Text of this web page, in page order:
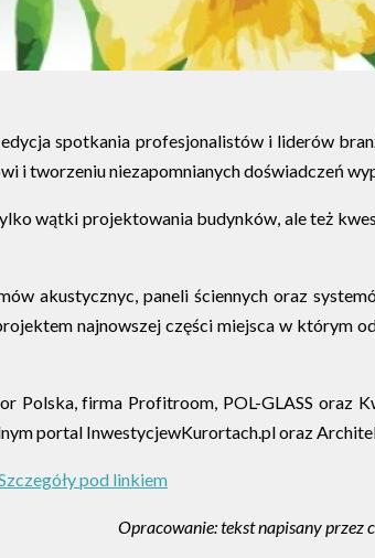
spotkania profesjonalistów i liderów
i tworzeniu niezapomnianych doświadczeń
wątki projektowania budynków, ale też
akustycznyc, paneli ściennych oraz
najnowszej części miejsca w którym
Polska, firma Profitroom, POL-GLASS oraz
portal InwestycjewKurortach.pl oraz
pod linkiem
Opracowanie: tekst napisany przez